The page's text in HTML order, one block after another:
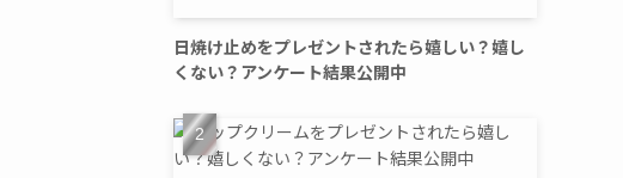
日焼け止めをプレゼントされたら嬉しい？嬉し
くない？アンケート結果公開中